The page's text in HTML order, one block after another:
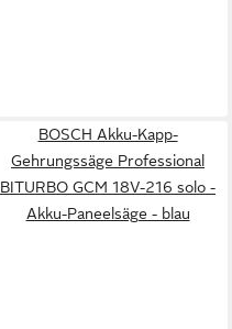
BOSCH Akku-Kapp-
Gehrungssäge Professional
BITURBO GCM 18V-216 solo -
Akku-Paneelsäge - blau